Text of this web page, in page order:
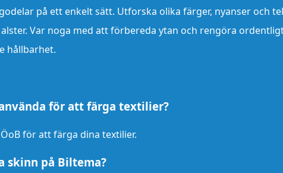
på ett enkelt sätt. Utforska olika färger, nyanser och
Var noga med att förbereda ytan och rengöra
hållbarhet.
för att färga textilier?
för att färga dina textilier.
skinn på Biltema?